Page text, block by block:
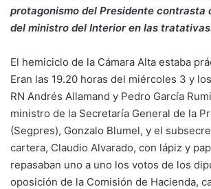
protagonismo del Presidente contrasta
del ministro del Interior en las
El hemiciclo de la Cámara Alta estaba
Eran las 19.20 horas del miércoles 3 y
RN Andrés Allamand y Pedro García
ministro de la Secretaría General de la
(Segpres), Gonzalo Blumel, y el
cartera, Claudio Alvarado, con lápiz y
repasaban uno a uno los votos de los
oposición de la Comisión de Hacienda,